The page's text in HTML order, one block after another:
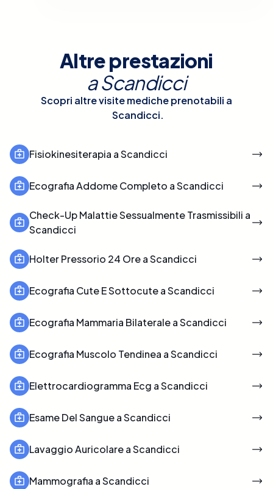
Altre prestazioni
aScandicci
Scopri altre visite mediche prenotabili a
Scandicci.
Fisiokinesiterapia a Scandicci
Ecografia Addome Completo a Scandicci
Check-Up Malattie Sessualmente Trasmissibili a
Scandicci
Holter Pressorio 24 Ore a Scandicci
Ecografia Cute E Sottocute a Scandicci
Ecografia Mammaria Bilaterale a Scandicci
Ecografia Muscolo Tendinea a Scandicci
Elettrocardiogramma Ecg a Scandicci
Esame Del Sangue a Scandicci
Lavaggio Auricolare a Scandicci
Mammografia a Scandicci